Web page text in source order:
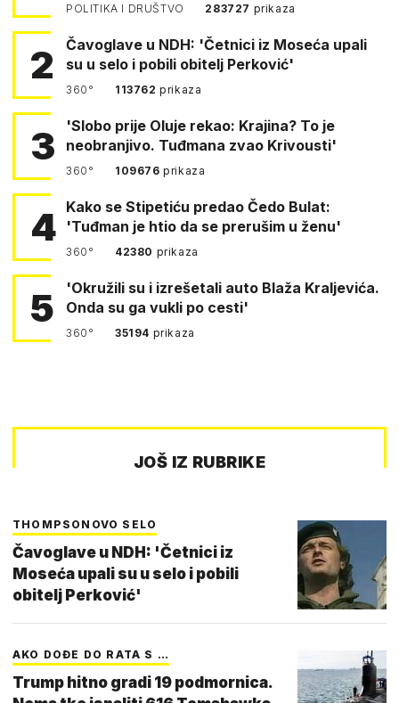
POLITIKA I DRUŠTVO 283727 prikaza
2
Čavoglave u NDH: 'Četnici iz Moseća upali
su u selo i pobili obitelj Perković'
360° 113762prikaza
3
'Slobo prije Oluje rekao: Krajina? To je
neobranjivo. Tuđmana zvao Krivousti'
360° 109676prikaza
4 Kako se Stipetiću predao Čedo Bulat:
'Tuđman je htio da se prerušim u ženu'
360° 42380 prikaza
5
'Okružili su i izrešetali auto Blaža Kraljevića.
Onda su ga vukli po cesti'
360° 35194 prikaza
JOŠ IZ RUBRIKE
THOMPSONOVO SELO
Čavoglave u NDH: 'Četnici iz
Moseća upali su u selo i pobili
obitelj Perković'
AKO DOĐE DO RATA S …
Trump hitno gradi 19 podmornica.